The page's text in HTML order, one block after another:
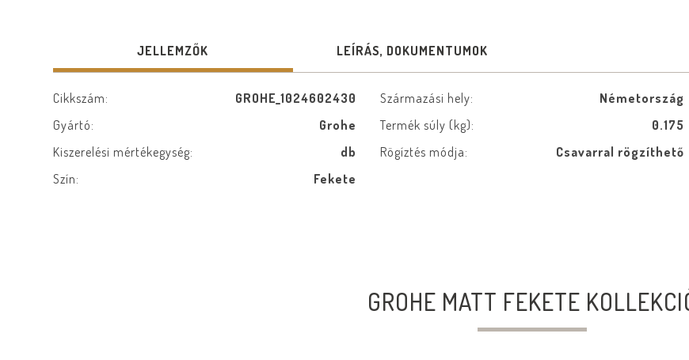
JELLEMZŐK LEÍRÁS, DOKUMENTUMOK
Cikkszám: GROHE_1024602430 Származási hely: Németország
Gyártó:
Grohe Termék súly (kg): 0.175
Kiszerelési mértékegység:
db Rögíztés módja: Csavarral rögzíthető
Szín:
Fekete
GROHE MATT FEKETE